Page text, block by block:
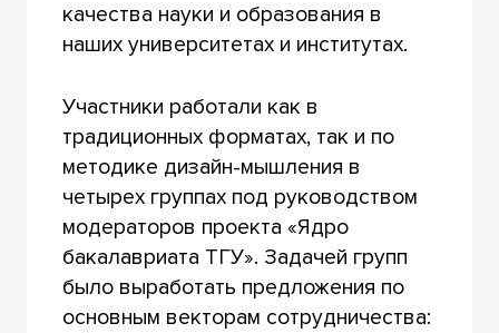
качества науки и образования в
наших университетах и институтах.
Участники работали как в
традиционных форматах, так и по
методике дизайн-мышления в
четырех группах под руководством
модераторов проекта «Ядро
бакалавриата ТГУ». Задачей групп
было выработать предложения по
основным векторам сотрудничества: